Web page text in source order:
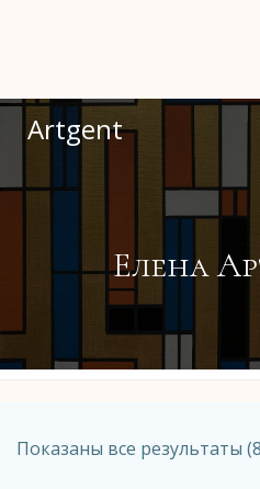
Artgent
Елена
Показаны все результаты